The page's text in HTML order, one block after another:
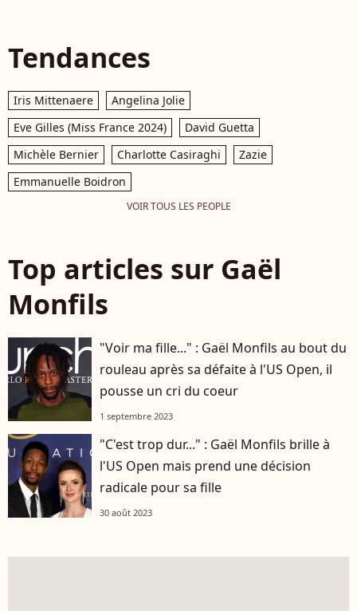
Tendances
Iris Mittenaere
Angelina Jolie
Eve Gilles (Miss France 2024)
David Guetta
Michèle Bernier
Charlotte Casiraghi
Zazie
Emmanuelle Boidron
VOIR TOUS LES PEOPLE
Top articles sur Gaël
Monfils
"Voir ma fille..." : Gaël Monfils au bout du
rouleau après sa défaite à l'US Open, il
pousse un cri du coeur
1 septembre 2023
"C'est trop dur..." : Gaël Monfils brille à
l'US Open mais prend une décision
radicale pour sa fille
30 août 2023